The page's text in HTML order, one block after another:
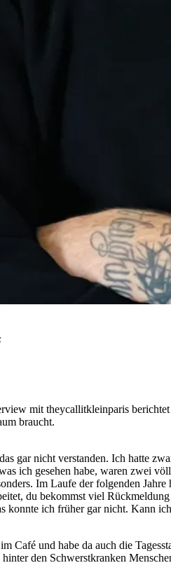
mit theycallitkleinparis
braucht.
gar nicht verstanden. Ich hatte
ich gesehen habe, waren zwei
Im Laufe der folgenden
du bekommst viel
konnte ich früher gar nicht. Kann
und habe da auch die
den Schwerstkranken